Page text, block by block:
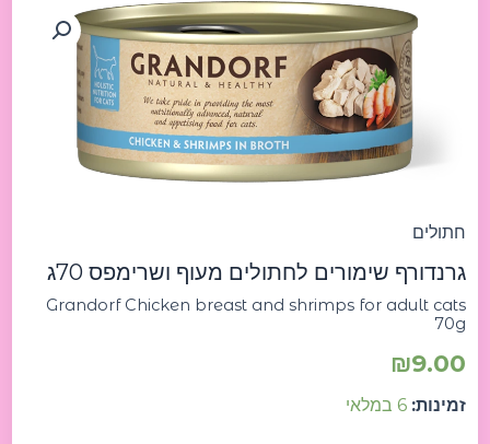
חתולים
גרנדורף שימורים לחתולים מעוף ושרימפס 70ג
Grandorf Chicken breast and shrimps for adult cats
70g
₪9.00
זמינות: 6 במלאי
Grandorf
Chicken
breast
and
shrimps
for
adult
cats
70g
מעוף
ושרימפס
70ג